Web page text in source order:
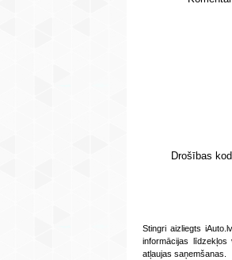
Drošības
Stingri aizliegts
informācijas
atļaujas saņemšanas.